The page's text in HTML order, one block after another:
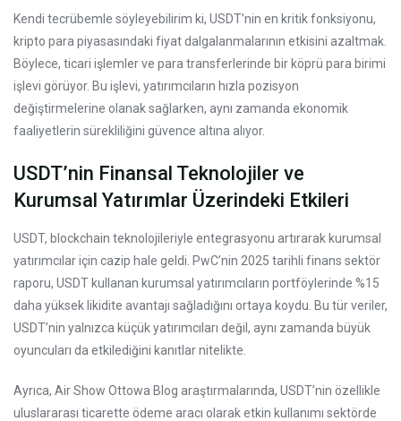
Kendi tecrübemle söyleyebilirim ki, USDT’nin en kritik fonksiyonu,
kripto para piyasasındaki fiyat dalgalanmalarının etkisini azaltmak.
Böylece, ticari işlemler ve para transferlerinde bir köprü para birimi
işlevi görüyor. Bu işlevi, yatırımcıların hızla pozisyon
değiştirmelerine olanak sağlarken, aynı zamanda ekonomik
faaliyetlerin sürekliliğini güvence altına alıyor.
USDT’nin Finansal Teknolojiler ve
Kurumsal Yatırımlar Üzerindeki Etkileri
USDT, blockchain teknolojileriyle entegrasyonu artırarak kurumsal
yatırımcılar için cazip hale geldi. PwC’nin 2025 tarihli finans sektör
raporu, USDT kullanan kurumsal yatırımcıların portföylerinde %15
daha yüksek likidite avantajı sağladığını ortaya koydu. Bu tür veriler,
USDT’nin yalnızca küçük yatırımcıları değil, aynı zamanda büyük
oyuncuları da etkilediğini kanıtlar nitelikte.
Ayrıca, Air Show Ottowa Blog araştırmalarında, USDT’nin özellikle
uluslararası ticarette ödeme aracı olarak etkin kullanımı sektörde